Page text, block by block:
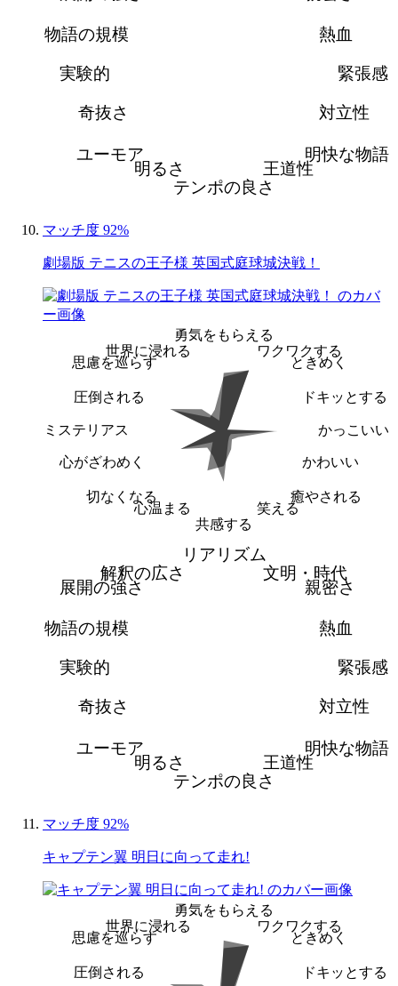
熱血
緊張感
対立性
明快な物語
王道性
テンポの良さ
明るさ
ユーモア
奇抜さ
実験的
物語の規模
マッチ度 92%
劇場版 テニスの王子様 英国式庭球城決戦！
勇気をもらえる
ワクワクする
ときめく
ドキッとする
かっこいい
かわいい
癒やされる
笑える
共感する
心温まる
切なくなる
心がざわめく
ミステリアス
圧倒される
思慮を巡らす
世界に浸れる
リアリズム
文明・時代
親密さ
熱血
緊張感
対立性
明快な物語
王道性
テンポの良さ
明るさ
ユーモア
奇抜さ
実験的
物語の規模
展開の強さ
解釈の広さ
マッチ度 92%
キャプテン翼 明日に向って走れ!
勇気をもらえる
ワクワクする
ときめく
ドキッとする
圧倒される
思慮を巡らす
世界に浸れる